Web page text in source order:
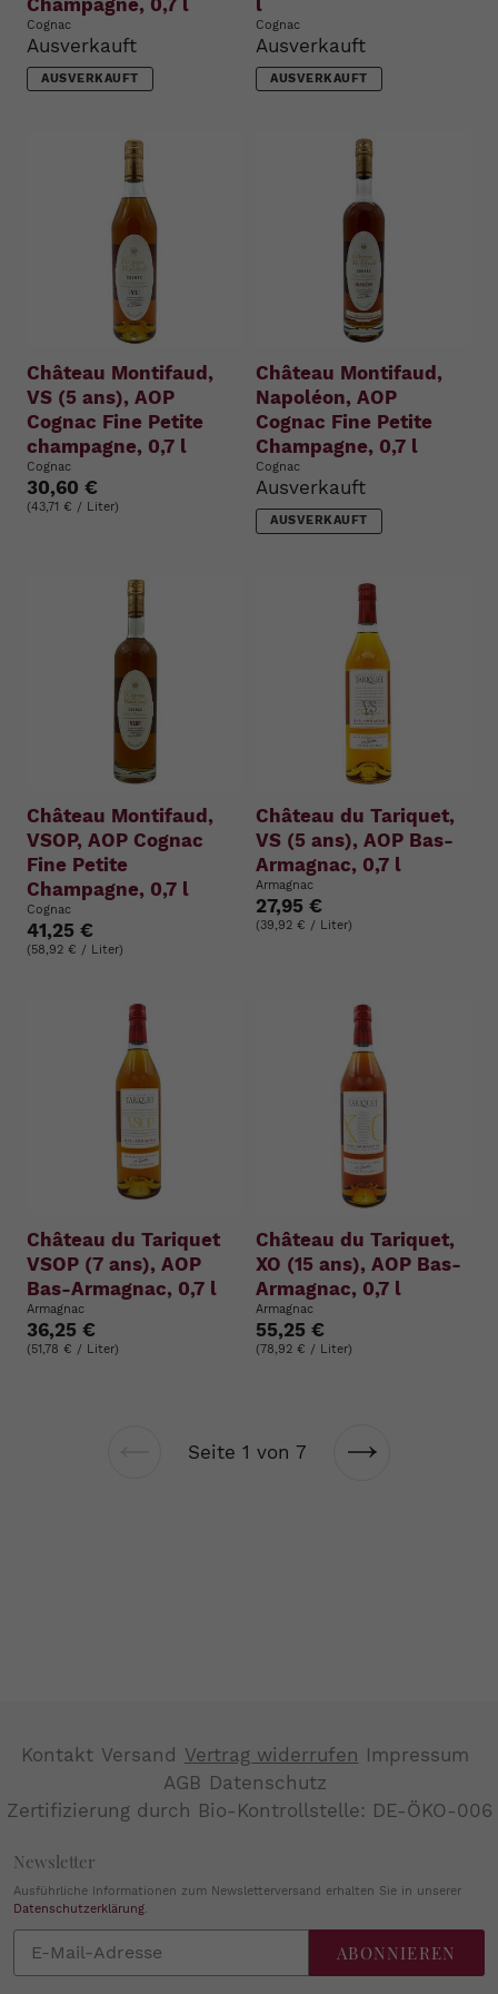
Cognac
Ausverkauft
AUSVERKAUFT
Cognac
Ausverkauft
AUSVERKAUFT
Château Montifaud,
VS (5 ans), AOP
Cognac Fine Petite
champagne, 0,7 l
Cognac
30,60 €
(43,71 € / Liter)
Château Montifaud,
Napoléon, AOP
Cognac Fine Petite
Champagne, 0,7 l
Cognac
Ausverkauft
AUSVERKAUFT
Château Montifaud,
VSOP, AOP Cognac
Fine Petite
Champagne, 0,7 l
Cognac
41,25 €
(58,92 € / Liter)
Château du Tariquet,
VS (5 ans), AOP Bas-
Armagnac, 0,7 l
Armagnac
27,95 €
(39,92 € / Liter)
Château du Tariquet
VSOP (7 ans), AOP
Bas-Armagnac, 0,7 l
Armagnac
36,25 €
(51,78 € / Liter)
Château du Tariquet,
XO (15 ans), AOP Bas-
Armagnac, 0,7 l
Armagnac
55,25 €
(78,92 € / Liter)
Vorherige
Seite 1 von 7
Nächste
Kontakt Versand Vertrag widerrufen Impressum
AGB Datenschutz
Zertifizierung durch Bio-Kontrollstelle: DE-ÖKO-006
Newsletter
Ausführliche Informationen zum Newsletterversand erhalten Sie in unserer
Datenschutzerklärung.
Sie
ABONNIEREN